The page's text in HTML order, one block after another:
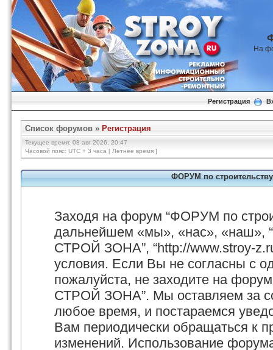
На
Регистрация
Список форумов » Регистрация
Текущее время: 08 авг 2026, 20:47
Часовой пояс: UTC + 3 часа [ Летнее время ]
ФОРУМ по
Заходя на форум “ФОРУМ по
дальнейшем «мы», «нас», «наш»,
СТРОЙ ЗОНА”, “http://www.stroy-
условия. Если Вы не согласны с
пожалуйста, не заходите на
СТРОЙ ЗОНА”. Мы оставляем за
любое время, и постараемся
Вам периодически обращаться к
изменений. Использование